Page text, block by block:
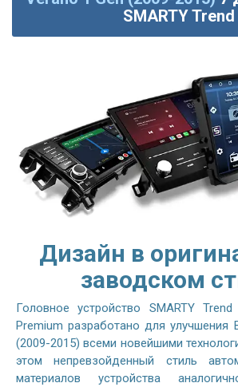
SMARTY Trend
Дизайн в
заводском
Головное устройство SMARTY
Premium разработано для улучшения
(2009-2015) всеми новейшими
этом непревзойденный стиль
материалов устройства